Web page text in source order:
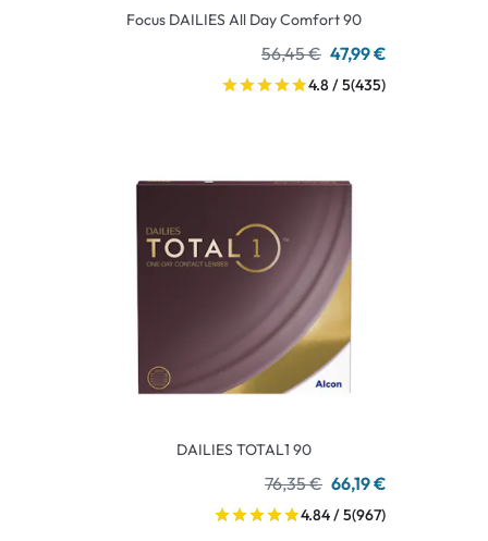
Focus DAILIES All Day Comfort 90
56,45 € 47,99 €
4.8 / 5(435)
DAILIES TOTAL1 90
76,35 € 66,19 €
4.84 / 5(967)